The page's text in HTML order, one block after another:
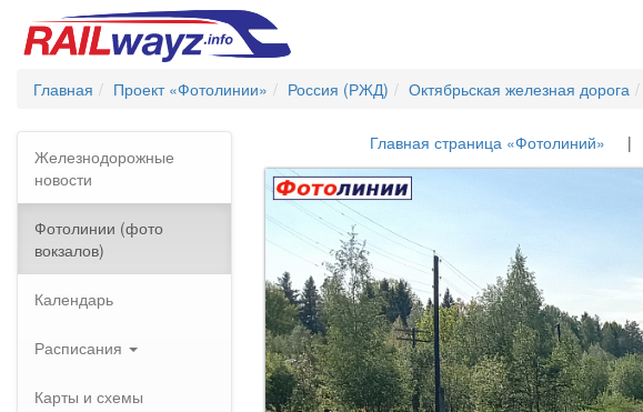
Главная Проект «Фотолинии» Россия (РЖД) Октябрьская железная дорога
Железнодорожные
новости
Фотолинии (фото
вокзалов)
Календарь
Расписания
Карты и схемы
Главная страница «Фотолиний»